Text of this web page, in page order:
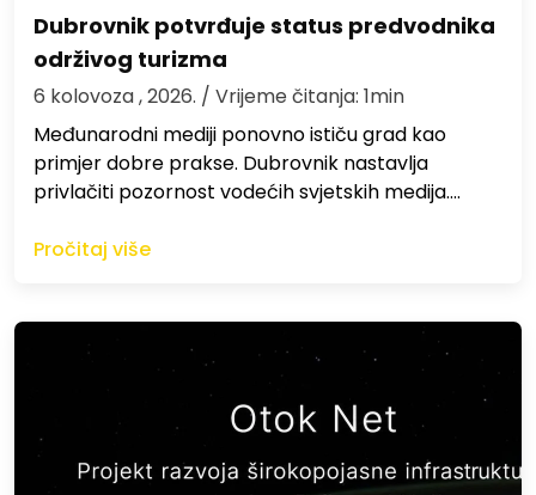
Dubrovnik potvrđuje status predvodnika
održivog turizma
6 kolovoza , 2026. / Vrijeme čitanja: 1min
Međunarodni mediji ponovno ističu grad kao
primjer dobre prakse. Dubrovnik nastavlja
privlačiti pozornost vodećih svjetskih medija.…
Pročitaj više